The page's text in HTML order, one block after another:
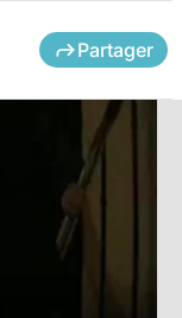
Partager